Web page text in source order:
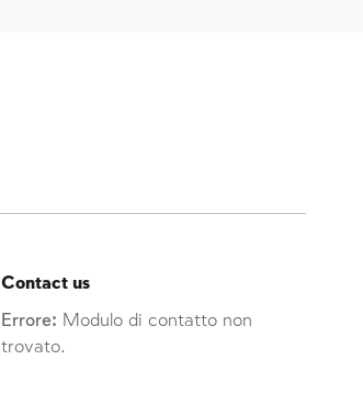
Contact us
Errore: Modulo di contatto non
trovato.